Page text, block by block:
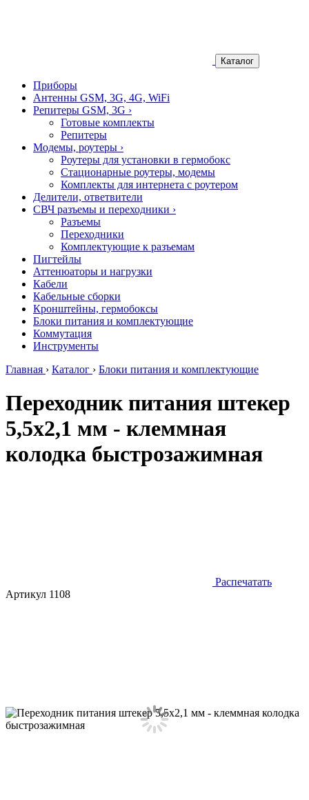
Каталог
Приборы
Антенны GSM, 3G, 4G, WiFi
Репитеры GSM, 3G ›
Готовые комплекты
Репитеры
Модемы, роутеры ›
Роутеры для установки в гермобокс
Стационарные роутеры, модемы
Комплекты для интернета с роутером
Делители, ответвители
СВЧ разъемы и переходники ›
Разъемы
Переходники
Комплектующие к разъемам
Пигтейлы
Аттенюаторы и нагрузки
Кабели
Кабельные сборки
Кронштейны, гермобоксы
Блоки питания и комплектующие
Коммутация
Инструменты
Главная › Каталог › Блоки питания и комплектующие
Переходник питания штекер
5,5х2,1 мм - клеммная
колодка быстрозажимная
Распечатать
Артикул 1108